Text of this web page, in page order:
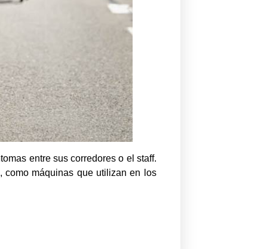
entre sus corredores o el staff.
como máquinas que utilizan en los